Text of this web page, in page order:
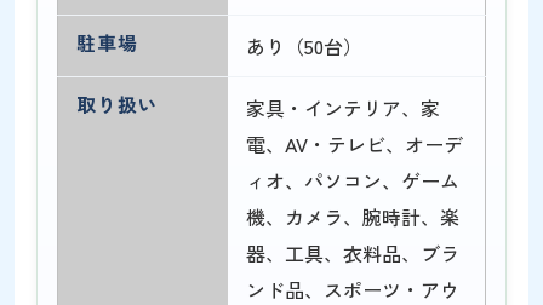
駐車場
あり（50台）
取り扱い
家具・インテリア、家
電、AV・テレビ、オーデ
ィオ、パソコン、ゲーム
機、カメラ、腕時計、楽
器、工具、衣料品、ブラ
ンド品、スポーツ・アウ